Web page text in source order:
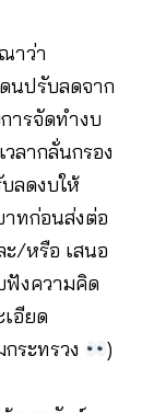
าว่า
นปรับลดจาก
ารจัดทำงบ
ลากลั่นกรอง
ลดงบให้
าทก่อนส่งต่อ
/หรือ เสนอ
ฟังความคิด
อียด
ระทรวง
)